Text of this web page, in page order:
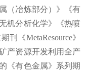
（冶炼部分）》《有
机分析化学》《热喷
《MetaResource》
产资源开发利用全产
《有色金属》系列期